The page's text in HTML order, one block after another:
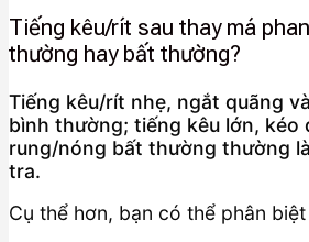
Tiếng kêu/rít sau thay má
thường hay bất thường?
Tiếng kêu/rít nhẹ, ngắt quãng
bình thường; tiếng kêu lớn, kéo
rung/nóng bất thường thường
tra.
Cụ thể hơn, bạn có thể phân